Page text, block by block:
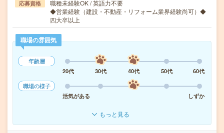
応募資格
職種未経験OK / 英語力不要
◆営業経験（建設・不動産・リフォーム業界経験尚可）◆
四大卒以上
職場の雰囲気
年齢層
20代
30代 40代 50代
60代
職場の様子
活気がある
しずか
もっと見る